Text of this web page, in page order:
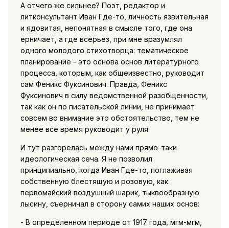
А отчего же сильнее? Поэт, редактор и
литконсультант Иван Где-то, личность язвительная
и ядовитая, непонятная в смысле того, где она
ерничает, а где всерьез, при мне вразумлял
одного молодого стихотворца: тематическое
планирование - это основа основ литературного
процесса, которым, как общеизвестно, руководит
сам Феникс Фуксинович. Правда, Феникс
Фуксинович в силу ведомственной разобщенности,
так как он по писательской линии, не принимает
совсем во внимание это обстоятельство, тем не
менее все время руководит у руля.
И тут разгорелась между нами прямо-таки
идеологическая сеча. Я не позволил
принципиально, когда Иван Где-то, поглаживая
собственную блестящую и розовую, как
первомайский воздушный шарик, тыквообразную
лысину, съерничал в сторону самих наших основ:
- В определенном периоде от 1917 года, мгм-мгм,